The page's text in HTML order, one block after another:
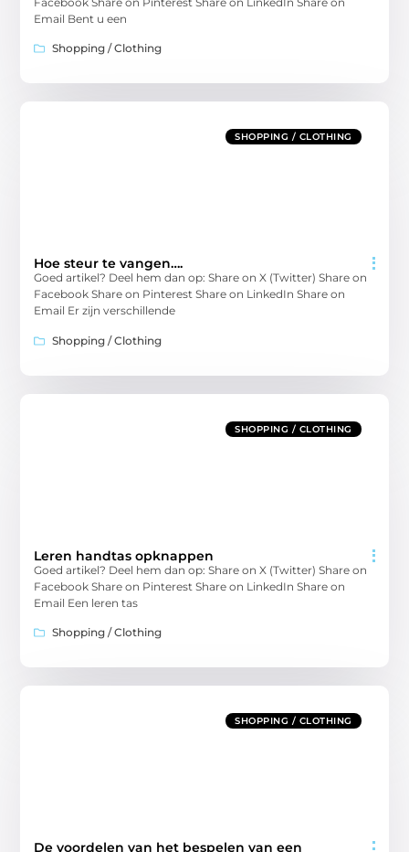
Email Bent u een
Shopping / Clothing
SHOPPING / CLOTHING
Hoe steur te vangen….
Goed artikel? Deel hem dan op: Share on X (Twitter) Share on
Facebook Share on Pinterest Share on LinkedIn Share on
Email Er zijn verschillende
Shopping / Clothing
SHOPPING / CLOTHING
Leren handtas opknappen
Goed artikel? Deel hem dan op: Share on X (Twitter) Share on
Facebook Share on Pinterest Share on LinkedIn Share on
Email Een leren tas
Shopping / Clothing
SHOPPING / CLOTHING
De voordelen van het bespelen van een